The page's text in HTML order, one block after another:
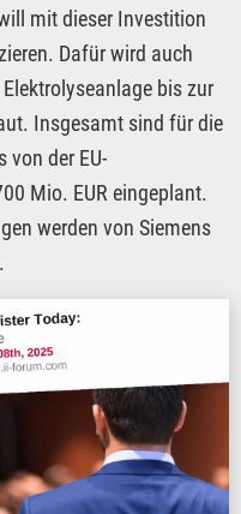
mit dieser Investition
Dafür wird auch
bis zur
Insgesamt sind für die
von der EU-
Mio. EUR eingeplant.
werden von Siemens